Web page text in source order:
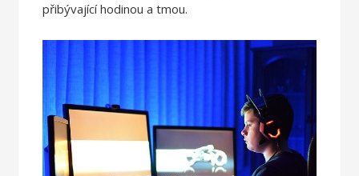
přibývající hodinou a tmou.